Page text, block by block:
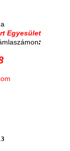
Egyesület
: